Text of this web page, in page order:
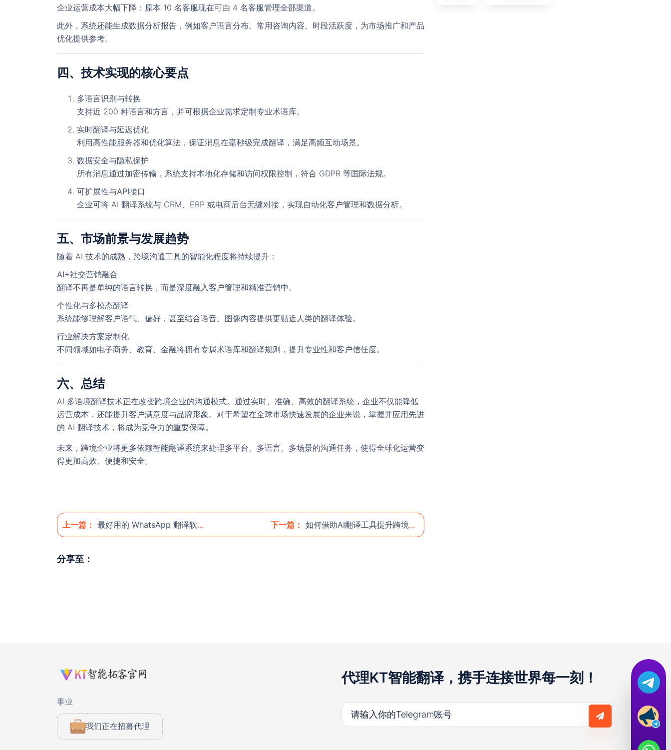
企业运营成本大幅下降：原本 10 名客服现在可由 4 名客服管理全部渠道。
此外，系统还能生成数据分析报告，例如客户语言分布、常用咨询内容、时段活跃度，为市场推广和产品
优化提供参考。
四、技术实现的核心要点
多语言识别与转换
支持近 200 种语言和方言，并可根据企业需求定制专业术语库。
实时翻译与延迟优化
利用高性能服务器和优化算法，保证消息在毫秒级完成翻译，满足高频互动场景。
数据安全与隐私保护
所有消息通过加密传输，系统支持本地化存储和访问权限控制，符合 GDPR 等国际法规。
可扩展性与API接口
企业可将 AI 翻译系统与 CRM、ERP 或电商后台无缝对接，实现自动化客户管理和数据分析。
五、市场前景与发展趋势
随着 AI 技术的成熟，跨境沟通工具的智能化程度将持续提升：
AI+社交营销融合
翻译不再是单纯的语言转换，而是深度融入客户管理和精准营销中。
个性化与多模态翻译
系统能够理解客户语气、偏好，甚至结合语音、图像内容提供更贴近人类的翻译体验。
行业解决方案定制化
不同领域如电子商务、教育、金融将拥有专属术语库和翻译规则，提升专业性和客户信任度。
六、总结
AI 多语境翻译技术正在改变跨境企业的沟通模式。通过实时、准确、高效的翻译系统，企业不仅能降低
运营成本，还能提升客户满意度与品牌形象。对于希望在全球市场快速发展的企业来说，掌握并应用先进
的 AI 翻译技术，将成为竞争力的重要保障。
未来，跨境企业将更多依赖智能翻译系统来处理多平台、多语言、多场景的沟通任务，使得全球化运营变
得更加高效、便捷和安全。
上一篇： 最好用的 WhatsApp 翻译软件，支持 WS / FB / TG 等多平台 下一篇： 如何借助AI翻译工具提升跨境企业的客户沟通效率
分享至：
事业
我们正在招募代理
代理KT智能翻译，携手连接世界每一刻！
注意：官方最新尝鲜版安装包版本号为 3.5.1（大小：115M）；
稳定版 版本号为：v3.4.68（大小：111.54M）若安装包大小与对
应版本大小不符，则极有可能为病毒版本。一定要在官方渠道中